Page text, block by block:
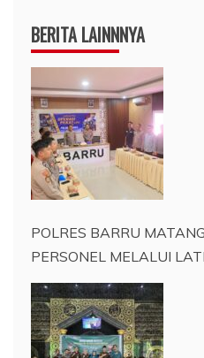
BERITA LAINNNYA
POLRES BARRU
PERSONEL MELALUI